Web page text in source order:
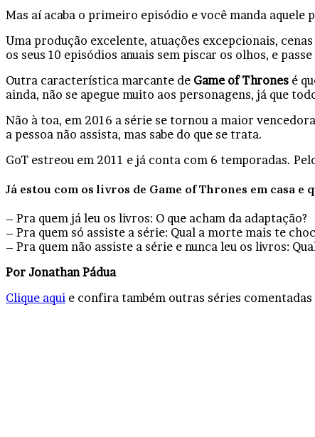
Mas aí acaba o primeiro episódio e você manda
Uma produção excelente, atuações excepcionais,
os seus 10 episódios anuais sem piscar os olhos, e
Outra característica marcante de Game of Thrones é
ainda, não se apegue muito aos personagens, já que
Não à toa, em 2016 a série se tornou a maior
a pessoa não assista, mas sabe do que se trata.
GoT estreou em 2011 e já conta com 6 temporadas.
Já estou com os livros de Game of Thrones em casa e
– Pra quem já leu os livros: O que acham da adaptação?
– Pra quem só assiste a série: Qual a morte mais te
– Pra quem não assiste a série e nunca leu os livros:
Por Jonathan Pádua
Clique aqui e confira também outras séries comentadas